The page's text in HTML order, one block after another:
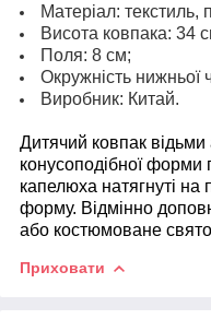
Матеріал: текстиль,
Висота ковпака: 34
Поля: 8 см;
Окружність нижньої
Виробник: Китай.
Дитячий ковпак
конусоподібної форми
капелюха натягнуті
форму. Відмінно
або костюмоване свято
Приховати